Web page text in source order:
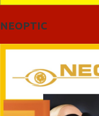
NEOPTIC